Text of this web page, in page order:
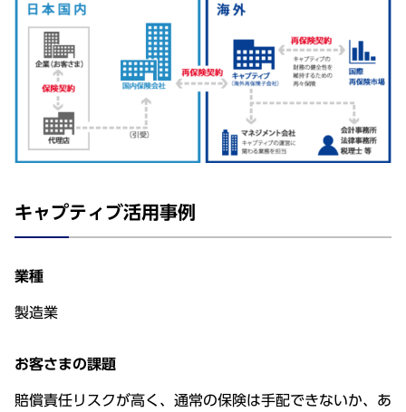
キャプティブ活用事例
業種
製造業
お客さまの課題
賠償責任リスクが高く、通常の保険は手配できないか、あ